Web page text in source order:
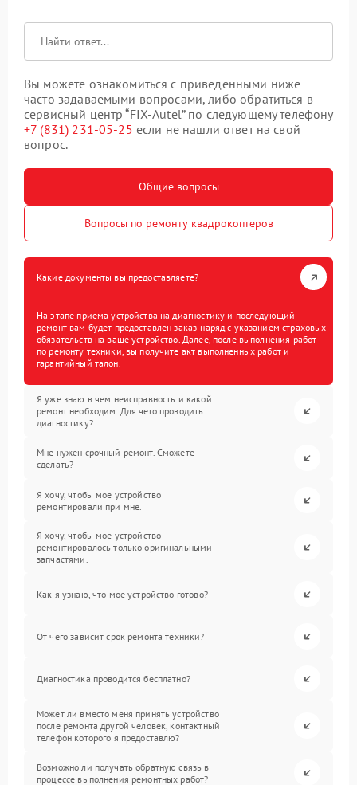
Вы можете ознакомиться с приведенными ниже
часто задаваемыми вопросами, либо обратиться в
сервисный центр “FIX-Autel” по следующему телефону
+7 (831) 231-05-25 если не нашли ответ на свой
вопрос.
Общие вопросы
Вопросы по ремонту квадрокоптеров
Какие документы вы предоставляете?
На этапе приема устройства на диагностику и последующий
ремонт вам будет предоставлен заказ-наряд с указанием страховых
обязательств на ваше устройство. Далее, после выполнения работ
по ремонту техники, вы получите акт выполненных работ и
гарантийный талон.
Я уже знаю в чем неисправность и какой
ремонт необходим. Для чего проводить
диагностику?
Мне нужен срочный ремонт. Сможете
сделать?
Я хочу, чтобы мое устройство
ремонтировали при мне.
Я хочу, чтобы мое устройство
ремонтировалось только оригинальными
запчастями.
Как я узнаю, что мое устройство готово?
От чего зависит срок ремонта техники?
Диагностика проводится бесплатно?
Может ли вместо меня принять устройство
после ремонта другой человек, контактный
телефон которого я предоставлю?
Возможно ли получать обратную связь в
процессе выполнения ремонтных работ?